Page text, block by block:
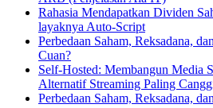
Rahasia Mendapatkan Dividen
layaknya Auto-Script
Perbedaan Saham, Reksadana,
Cuan?
Self-Hosted: Membangun Media
Alternatif Streaming Paling
Perbedaan Saham, Reksadana,